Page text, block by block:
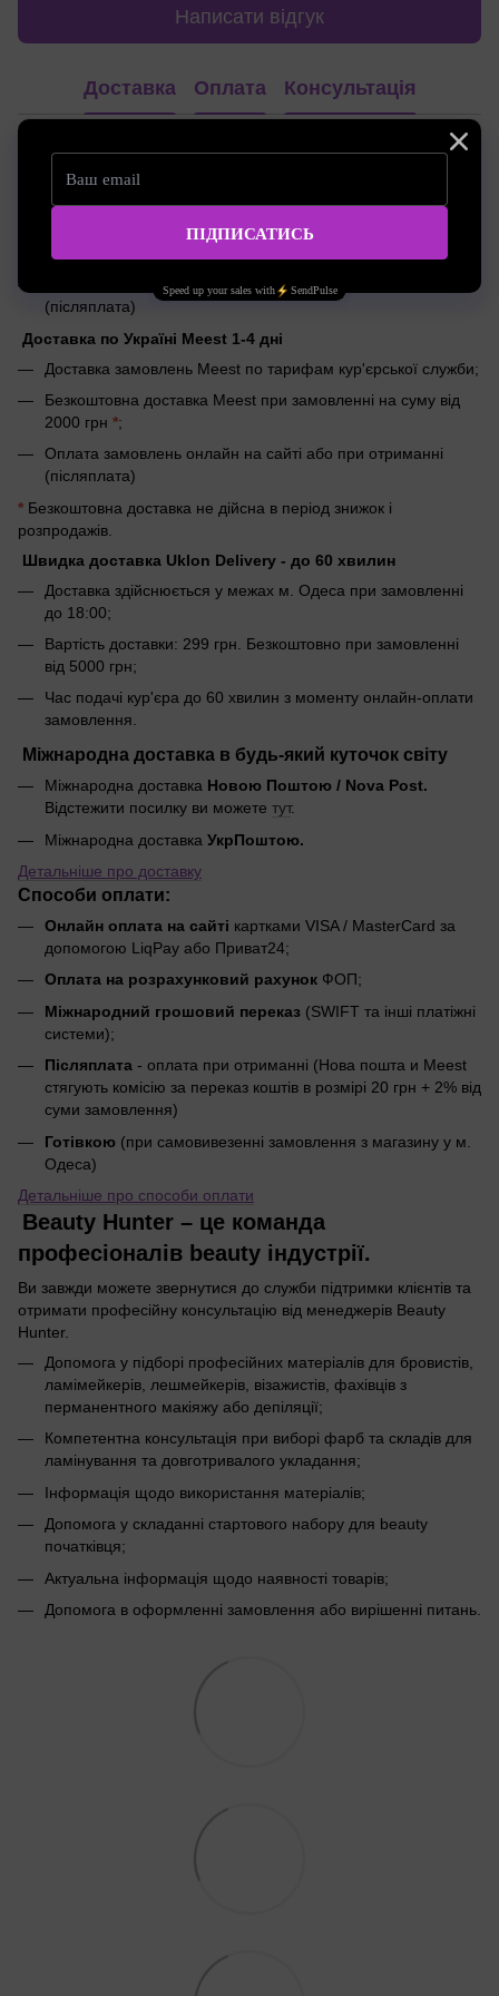
Написати відгук
Доставка Оплата Консультація
Доставка замовлень Новою Поштою по тарифам
кур'єрської служби;
Безкоштовна доставка Новою Поштою при замовленні на
суму від 2500 грн
Оплата замовлень онлайн на сайті або при отриманні
(післяплата)
Доставка по Україні Meest 1-4 дні
Доставка замовлень Meest по тарифам кур'єрської служби;
Безкоштовна доставка Meest при замовленні на суму від
2000 грн *;
Оплата замовлень онлайн на сайті або при отриманні
(післяплата)
* Безкоштовна доставка не дійсна в період знижок і
розпродажів.
Швидка доставка Uklon Delivery - до 60 хвилин
Доставка здійснюється у межах м. Одеса при замовленні
до 18:00;
Вартість доставки: 299 грн. Безкоштовно при замовленні
від 5000 грн;
Час подачі кур'єра до 60 хвилин з моменту онлайн-оплати
замовлення.
Міжнародна доставка в будь-який куточок світу
Міжнародна доставка Новою Поштою / Nova Post.
Відстежити посилку ви можете тут.
Міжнародна доставка УкрПоштою.
Детальніше про доставку
Способи оплати:
Онлайн оплата на сайті картками VISA / MasterCard за
допомогою LiqPay або Приват24;
Оплата на розрахунковий рахунок ФОП;
Міжнародний грошовий переказ (SWIFT та інші платіжні
системи);
Післяплата - оплата при отриманні (Нова пошта и Meest
стягують комісію за переказ коштів в розмірі 20 грн + 2% від
суми замовлення)
Готівкою (при самовивезенні замовлення з магазину у м.
Одеса)
Детальніше про способи оплати
Beauty Hunter – це команда
професіоналів beauty індустрії.
Ви завжди можете звернутися до служби підтримки клієнтів та
отримати професійну консультацію від менеджерів Beauty
Hunter.
Допомога у підборі професійних матеріалів для бровистів,
ламімейкерів, лешмейкерів, візажистів, фахівців з
перманентного макіяжу або депіляції;
Компетентна консультація при виборі фарб та складів для
ламінування та довготривалого укладання;
Інформація щодо використання матеріалів;
Допомога у складанні стартового набору для beauty
початківця;
Актуальна інформація щодо наявності товарів;
Допомога в оформленні замовлення або вирішенні питань.